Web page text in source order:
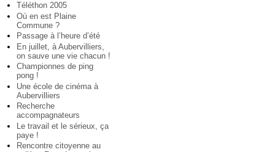
Téléthon 2005
Où en est Plaine
Commune ?
Passage à l’heure d’été
En juillet, à Aubervilliers,
on sauve une vie chacun !
Championnes de ping
pong !
Une école de cinéma à
Aubervilliers
Recherche
accompagnateurs
Le travail et le sérieux, ça
paye !
Rencontre citoyenne au